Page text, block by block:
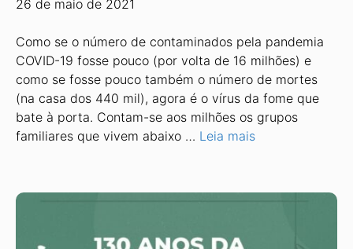
26 de maio de 2021
Como se o número de contaminados pela pandemia
COVID-19 fosse pouco (por volta de 16 milhões) e
como se fosse pouco também o número de mortes
(na casa dos 440 mil), agora é o vírus da fome que
bate à porta. Contam-se aos milhões os grupos
familiares que vivem abaixo … Leia mais